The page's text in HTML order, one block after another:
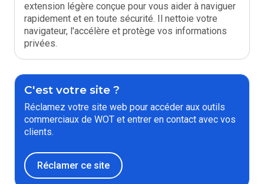
extension légère conçue pour vous aider à naviguer
rapidement et en toute sécurité. Il nettoie votre
navigateur, l'accélère et protège vos informations
privées.
C'est votre site ?
Réclamez votre site web pour accéder aux outils
commerciaux de WOT et entrer en contact avec vos
clients.
Réclamer ce site